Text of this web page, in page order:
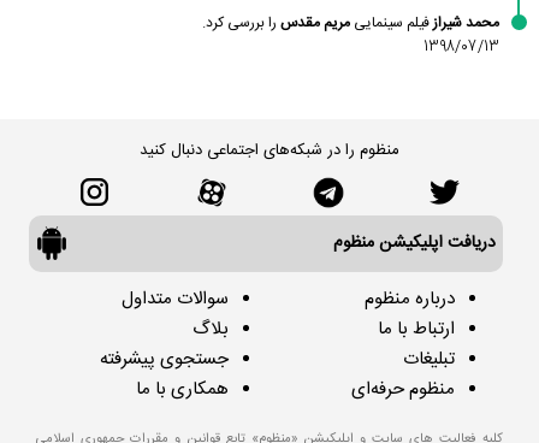
محمد شیرازفیلم سینمایی مریم مقدس را بررسی کرد.
1398/07/13
منظوم را در شبکه‌های اجتماعی دنبال کنید
دریافت اپلیکیشن منظوم
درباره منظوم
ارتباط با ما
تبلیغات
منظوم حرفه‌ای
سوالات متداول
بلاگ
جستجوی پیشرفته
همکاری با ما